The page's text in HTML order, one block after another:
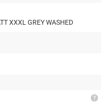
XXXL GREY WASHED
help